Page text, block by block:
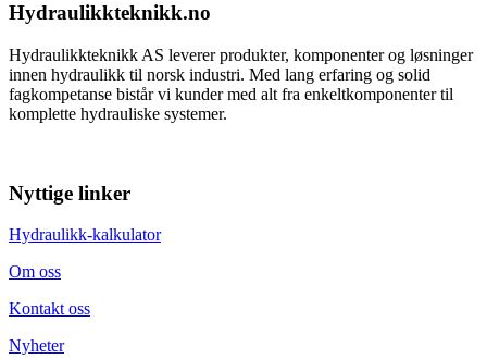
Hydraulikkteknikk.no
Hydraulikkteknikk AS leverer produkter, komponenter og løsninger
innen hydraulikk til norsk industri. Med lang erfaring og solid
fagkompetanse bistår vi kunder med alt fra enkeltkomponenter til
komplette hydrauliske systemer.
Nyttige linker
Hydraulikk-kalkulator
Om oss
Kontakt oss
Nyheter